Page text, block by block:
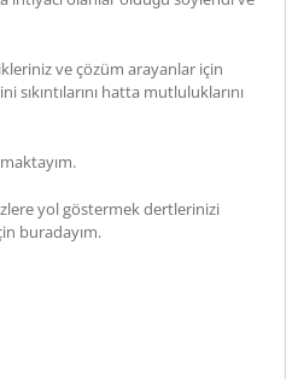
ve çözüm arayanlar için
sıkıntılarını hatta mutluluklarını
yol göstermek dertlerinizi
buradayım.